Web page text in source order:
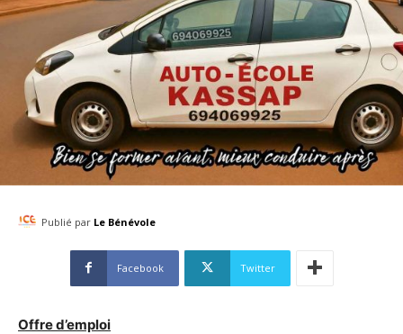
Publié par Le Bénévole
Facebook Twitter
Offre d’emploi